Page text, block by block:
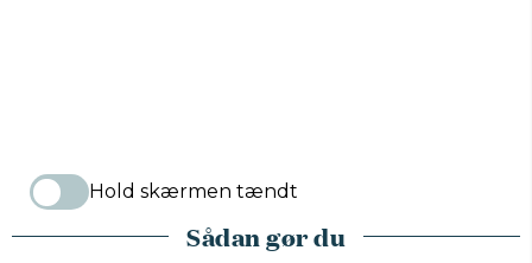
Hold skærmen tændt
Sådan gør du